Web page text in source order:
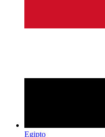
Egipto